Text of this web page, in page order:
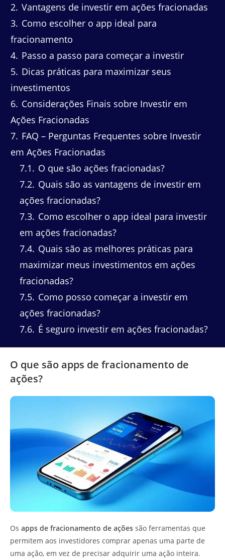
2 Vantagens de investir em ações fracionadas
3 Como escolher o app ideal para
fracionamento
4 Passo a passo para começar a investir
5 Dicas práticas para maximizar seus
investimentos
6 Considerações Finais sobre Investir em
Ações Fracionadas
7 FAQ – Perguntas Frequentes sobre Investir
em Ações Fracionadas
7.1
O que são ações fracionadas?
7.2 Quais são as vantagens de investir em
ações fracionadas?
7.3 Como escolher o app ideal para investir
em ações fracionadas?
7.4 Quais são as melhores práticas para
maximizar meus investimentos em ações
fracionadas?
7.5 Como posso começar a investir em
ações fracionadas?
7.6 É seguro investir em ações fracionadas?
O que são apps de fracionamento de
ações?
Os apps de fracionamento de ações são ferramentas que
permitem aos investidores comprar apenas uma parte de
uma ação, em vez de precisar adquirir uma ação inteira.